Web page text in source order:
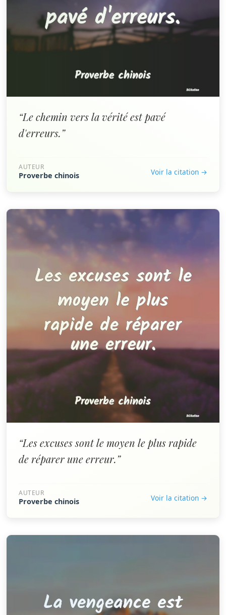
“Le chemin vers la vérité est pavé
d'erreurs.”
AUTEUR
Proverbe chinois Voir la citation →
“Les excuses sont le moyen le plus rapide
de réparer une erreur.”
AUTEUR
Proverbe chinois Voir la citation →